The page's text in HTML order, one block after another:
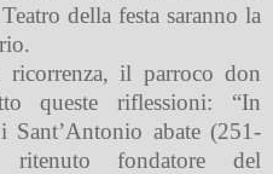
della festa saranno la
il parroco don
queste riflessioni: “In
Sant’Antonio abate (251-
ritenuto fondatore del